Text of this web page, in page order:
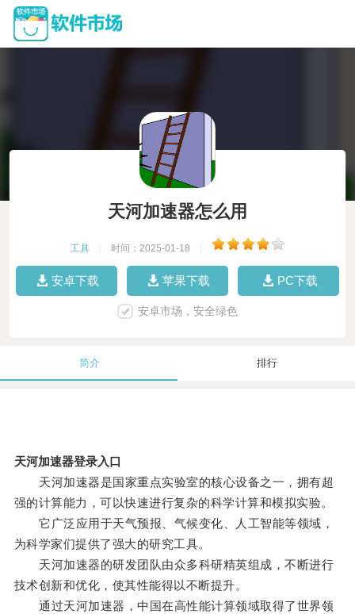
天河加速器怎么用
工具 时间：2025-01-18
安卓下载 苹果下载 PC下载
安卓市场，安全绿色
简介 排行
天河加速器登录入口
天河加速器是国家重点实验室的核心设备之一，拥有超
强的计算能力，可以快速进行复杂的科学计算和模拟实验。
它广泛应用于天气预报、气候变化、人工智能等领域，
为科学家们提供了强大的研究工具。
天河加速器的研发团队由众多科研精英组成，不断进行
技术创新和优化，使其性能得以不断提升。
通过天河加速器，中国在高性能计算领域取得了世界领